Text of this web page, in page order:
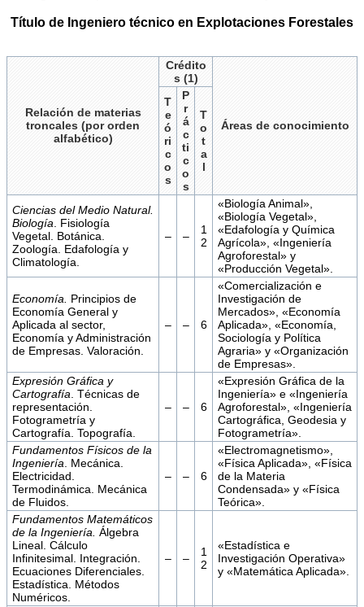
Título de Ingeniero técnico en Explotaciones Forestales
Relación de materias
troncales (por orden
alfabético)
Crédito
s (1)
Áreas de conocimiento
T
e
ó
ri
c
o
s
P
r
á
c
ti
c
o
s
T
o
t
a
l
Ciencias del Medio Natural.
Biología. Fisiología
Vegetal. Botánica.
Zoología. Edafología y
Climatología.
– –
1
2
«Biología Animal»,
«Biología Vegetal»,
«Edafología y Química
Agrícola», «Ingeniería
Agroforestal» y
«Producción Vegetal».
Economía. Principios de
Economía General y
Aplicada al sector,
Economía y Administración
de Empresas. Valoración.
– – 6
«Comercialización e
Investigación de
Mercados», «Economía
Aplicada», «Economía,
Sociología y Política
Agraria» y «Organización
de Empresas».
Expresión Gráfica y
Cartografía. Técnicas de
representación.
Fotogrametría y
Cartografía. Topografía.
– – 6
«Expresión Gráfica de la
Ingeniería» e «Ingeniería
Agroforestal», «Ingeniería
Cartográfica, Geodesia y
Fotogrametría».
Fundamentos Físicos de la
Ingeniería. Mecánica.
Electricidad.
Termodinámica. Mecánica
de Fluidos.
– – 6
«Electromagnetismo»,
«Física Aplicada», «Física
de la Materia
Condensada» y «Física
Teórica».
Fundamentos Matemáticos
de la Ingeniería. Álgebra
Lineal. Cálculo
Infinitesimal. Integración.
Ecuaciones Diferenciales.
Estadística. Métodos
Numéricos.
– –
1
2
«Estadística e
Investigación Operativa»
y «Matemática Aplicada».